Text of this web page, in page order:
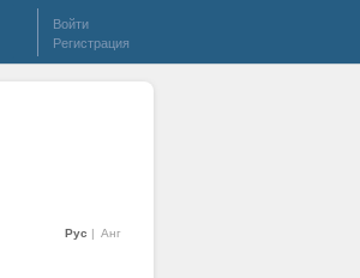
Войти
Регистрация
Рус Анг